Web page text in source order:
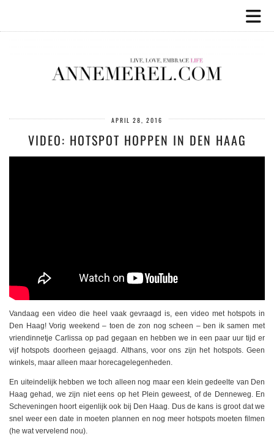
APRIL 28, 2016
VIDEO: HOTSPOT HOPPEN IN DEN HAAG
Vandaag een video die heel vaak gevraagd is, een video met hotspots in
Den Haag! Vorig weekend – toen de zon nog scheen – ben ik samen met
vriendinnetje Carlissa op pad gegaan en hebben we in een paar uur tijd er
vijf hotspots doorheen gejaagd. Althans, voor ons zijn het hotspots. Geen
winkels, maar alleen maar horecagelegenheden.
En uiteindelijk hebben we toch alleen nog maar een klein gedeelte van Den
Haag gehad, we zijn niet eens op het Plein geweest, of de Denneweg. En
Scheveningen hoort eigenlijk ook bij Den Haag. Dus de kans is groot dat we
snel weer een date in moeten plannen en nog meer hotspots moeten filmen
(he wat vervelend nou).